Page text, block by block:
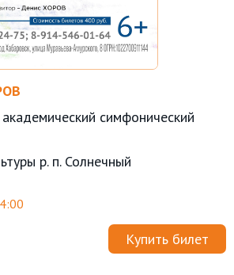
симфонический
р. п. Солнечный
Купить билет